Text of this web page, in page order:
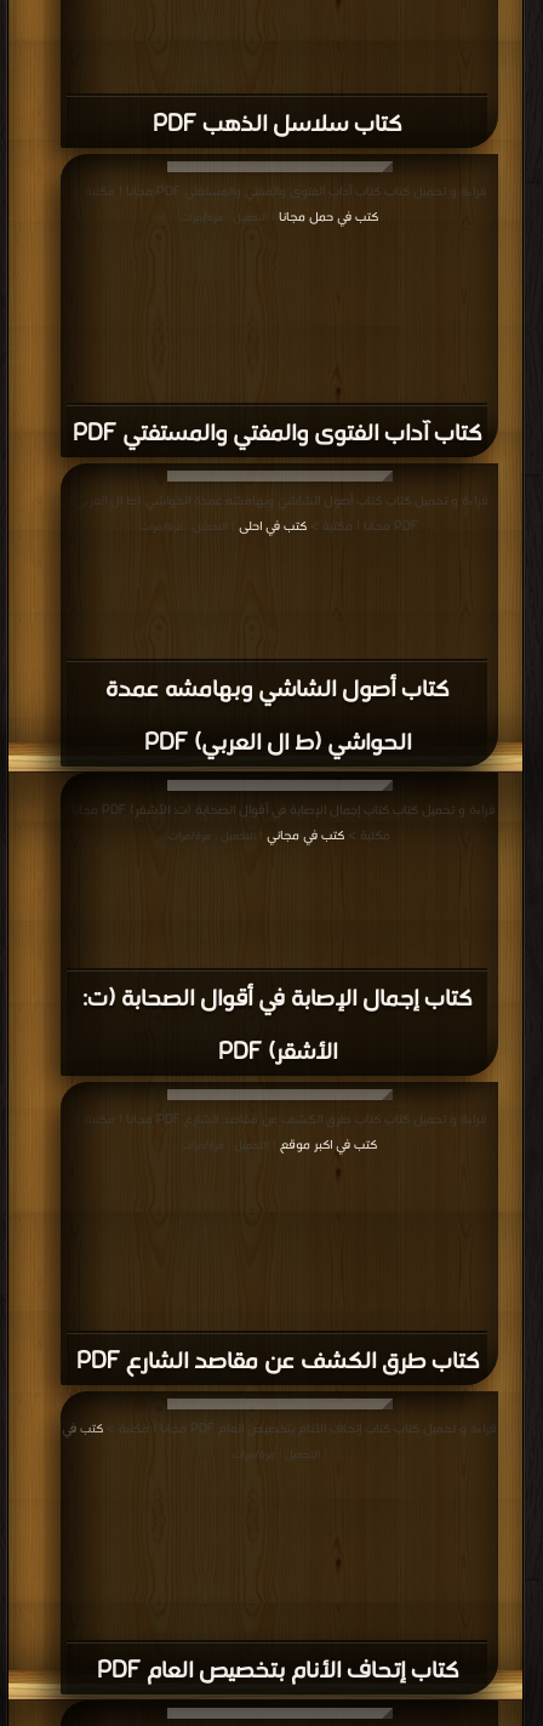
كتاب سلاسل الذهب PDF
كتاب آداب الفتوى والمفتي والمستفتي PDF
قراءة و تحميل كتاب كتاب آداب الفتوى والمفتي والمستفتي PDF مجانا | مكتبة >
كتب في حمل مجانا | التحميل : مرة/مرات
كتاب أصول الشاشي وبهامشه عمدة
الحواشي (ط ال العربي) PDF
قراءة و تحميل كتاب كتاب أصول الشاشي وبهامشه عمدة الحواشي (ط ال العربي)
PDF مجانا | مكتبة >
كتب في احلى | التحميل : مرة/مرات
كتاب إجمال الإصابة في أقوال الصحابة (ت:
الأشقر) PDF
قراءة و تحميل كتاب كتاب إجمال الإصابة في أقوال الصحابة (ت: الأشقر) PDF مجانا |
مكتبة > كتب في مجاني | التحميل : مرة/مرات
كتاب طرق الكشف عن مقاصد الشارع PDF
قراءة و تحميل كتاب كتاب طرق الكشف عن مقاصد الشارع PDF مجانا | مكتبة >
كتب في اكبر موقع
| التحميل : مرة/مرات
كتاب إتحاف الأنام بتخصيص العام PDF
قراءة و تحميل كتاب كتاب إتحاف الأنام بتخصيص العام PDF مجانا | مكتبة > كتب في
| التحميل : مرة/مرات